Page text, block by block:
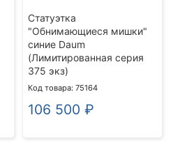
Статуэтка
"Обнимающиеся мишки"
синие Daum
(Лимитированная серия
375 экз)
Код товара: 75164
106 500 ₽